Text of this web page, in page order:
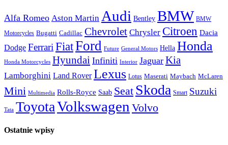
Alfa Romeo Aston Martin Audi Bentley BMW BMW
Motorcycles Bugatti Cadillac Chevrolet Chrysler Citroen Dacia
Dodge Ferrari FiatFord Future General Motors Hella Honda
Honda Motorcycles Hyundai Infiniti Interior Jaguar Kia
Lamborghini Land Rover Lexus Lotus Maserati Maybach McLaren
Mini Multimedia Rolls-Royce Saab Seat Skoda Smart Suzuki
Tata ToyotaVolkswagen Volvo
Ostatnie wpisy